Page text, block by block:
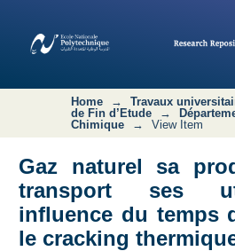
transport ses
du temps de contact
thermique du propane
Home → Travaux
de Fin d’Etude
→
Chimique
→ View Item
Gaz naturel sa
transport ses
influence du temps
le cracking